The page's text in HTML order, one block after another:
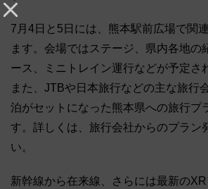
7月4日と5日には、熊本駅前広場で関
ます。会場ではステージ、県内各地の
ース、ミニトレイン運行などが予定さ
また、JTBや日本旅行などの主な旅行
泊がセットになった熊本県への旅行プ
す。詳しくは、旅行会社からのプラン
い。
新幹線から在来線、さらには最新の